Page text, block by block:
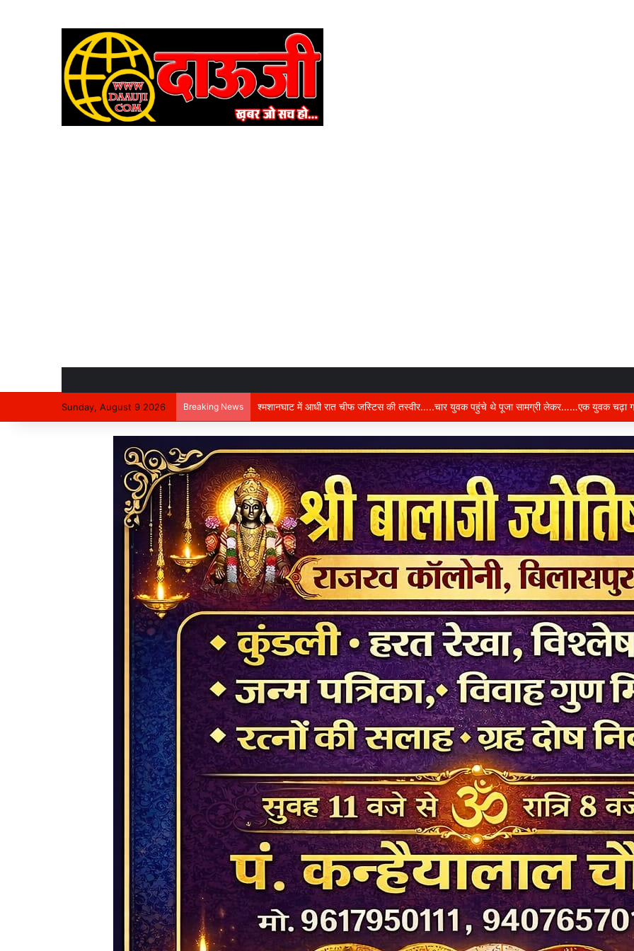
Sunday, August 9 2026 Breaking News भविष्य की जरूरतों को ध्यान में रखकर दूरदर्शी कार्ययोजना बनाएं, विकास कार्यों में तेजी और गुणवत्ता हो–उप